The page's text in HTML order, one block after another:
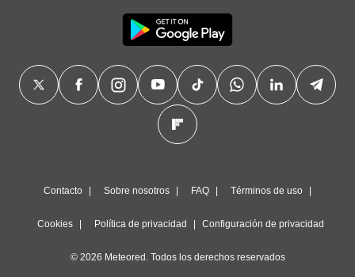
Contacto Sobre nosotros FAQ Términos de uso
Cookies Política de privacidad Configuración de privacidad
© 2026 Meteored. Todos los derechos reservados